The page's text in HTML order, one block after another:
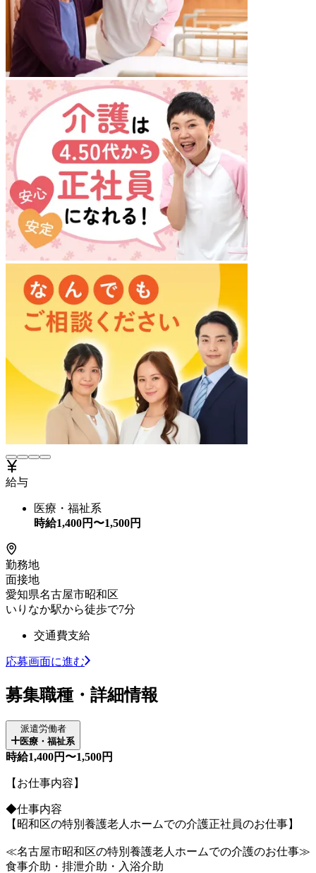
給与
医療・福祉系
時給1,400円〜1,500円
勤務地
面接地
愛知県名古屋市昭和区
いりなか駅から徒歩で7分
交通費支給
応募画面に進む
募集職種・詳細情報
派遣労働者
医療・福祉系
時給1,400円〜1,500円
【お仕事内容】
◆仕事内容
【昭和区の特別養護老人ホームでの介護正社員のお仕事】
≪名古屋市昭和区の特別養護老人ホームでの介護のお仕事≫
食事介助・排泄介助・入浴介助